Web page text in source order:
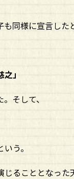
も同様に宣言した
」
そして、
う。
ることとなっ